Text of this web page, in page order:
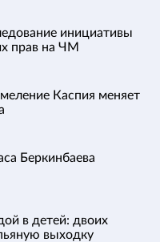
инициативы
прав на ЧМ
Каспия меняет
Беркинбаева
в детей: двоих
выходку